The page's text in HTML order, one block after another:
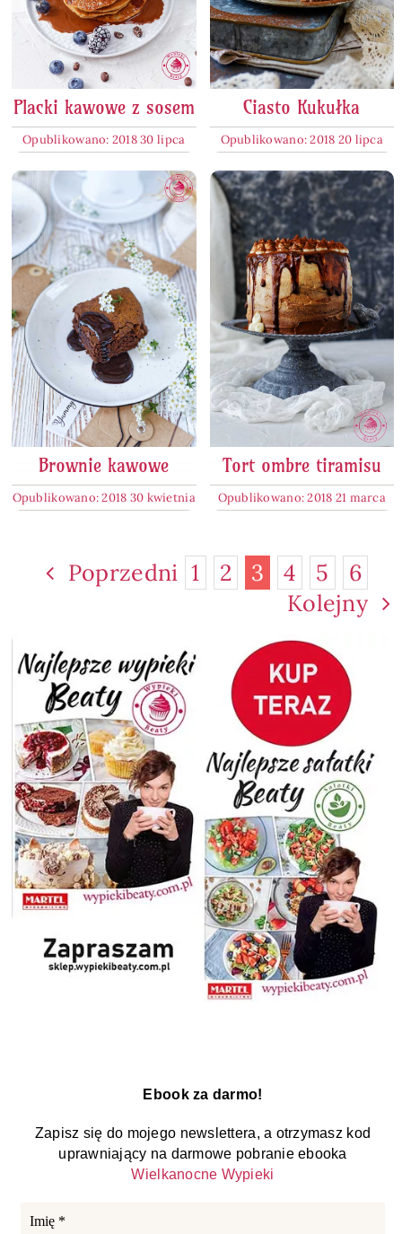
Ebook za darmo!
Zapisz się do mojego newslettera, a otrzymasz kod
uprawniający na darmowe pobranie ebooka
Wielkanocne Wypieki
Placki kawowe z sosem
Opublikowano: 2018 30 lipca
Ciasto Kukułka
Opublikowano: 2018 20 lipca
Brownie kawowe
Opublikowano: 2018 30 kwietnia
Tort ombre tiramisu
Opublikowano: 2018 21 marca
Poprzedni 1 2 3 4 5
6
Kolejny